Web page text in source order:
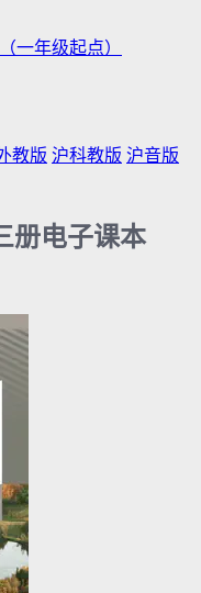
一年级起点）
教版 沪科教版 沪音版
册电子课本